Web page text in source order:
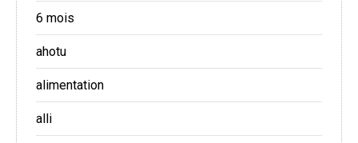
6 mois
ahotu
alimentation
alli